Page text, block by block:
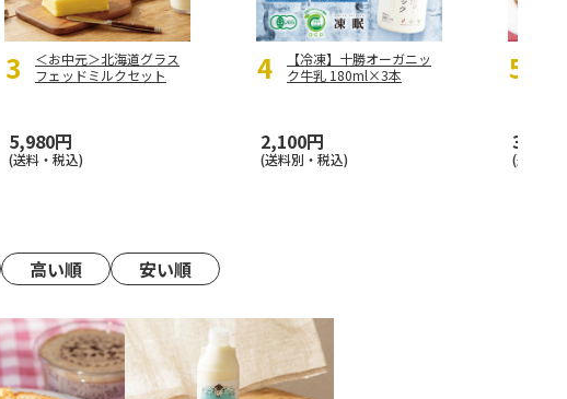
＜お中元＞北海道グラス
フェッドミルクセット
5,980円
(送料・税込)
【冷凍】十勝オーガニッ
ク牛乳 180ml×3本
2,100円
(送料別・税込)
3,980
(送料・
高い順 安い順